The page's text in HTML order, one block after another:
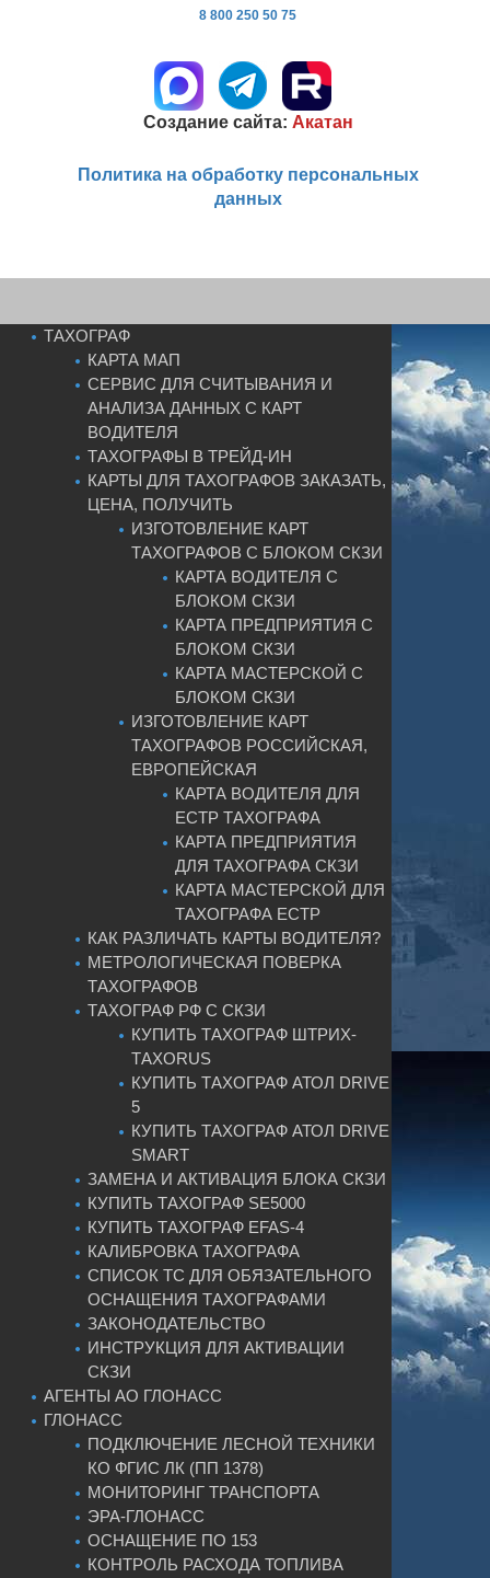
8 800 250 50 75
Создание сайта: Акатан
Политика на обработку персональных
данных
ТАХОГРАФ
КАРТА МАП
СЕРВИС ДЛЯ СЧИТЫВАНИЯ И
АНАЛИЗА ДАННЫХ С КАРТ
ВОДИТЕЛЯ
ТАХОГРАФЫ В ТРЕЙД-ИН
КАРТЫ ДЛЯ ТАХОГРАФОВ ЗАКАЗАТЬ,
ЦЕНА, ПОЛУЧИТЬ
ИЗГОТОВЛЕНИЕ КАРТ
ТАХОГРАФОВ С БЛОКОМ СКЗИ
КАРТА ВОДИТЕЛЯ С
БЛОКОМ СКЗИ
КАРТА ПРЕДПРИЯТИЯ С
БЛОКОМ СКЗИ
КАРТА МАСТЕРСКОЙ С
БЛОКОМ СКЗИ
ИЗГОТОВЛЕНИЕ КАРТ
ТАХОГРАФОВ РОССИЙСКАЯ,
ЕВРОПЕЙСКАЯ
КАРТА ВОДИТЕЛЯ ДЛЯ
ЕСТР ТАХОГРАФА
КАРТА ПРЕДПРИЯТИЯ
ДЛЯ ТАХОГРАФА СКЗИ
КАРТА МАСТЕРСКОЙ ДЛЯ
ТАХОГРАФА ЕСТР
КАК РАЗЛИЧАТЬ КАРТЫ ВОДИТЕЛЯ?
МЕТРОЛОГИЧЕСКАЯ ПОВЕРКА
ТАХОГРАФОВ
ТАХОГРАФ РФ С СКЗИ
КУПИТЬ ТАХОГРАФ ШТРИХ-
ТАХОRUS
КУПИТЬ ТАХОГРАФ АТОЛ DRIVE
5
КУПИТЬ ТАХОГРАФ АТОЛ DRIVE
SMART
ЗАМЕНА И АКТИВАЦИЯ БЛОКА СКЗИ
КУПИТЬ ТАХОГРАФ SE5000
КУПИТЬ ТАХОГРАФ EFAS-4
КАЛИБРОВКА ТАХОГРАФА
СПИСОК ТС ДЛЯ ОБЯЗАТЕЛЬНОГО
ОСНАЩЕНИЯ ТАХОГРАФАМИ
ЗАКОНОДАТЕЛЬСТВО
ИНСТРУКЦИЯ ДЛЯ АКТИВАЦИИ
СКЗИ
АГЕНТЫ АО ГЛОНАСС
ГЛОНАСС
ПОДКЛЮЧЕНИЕ ЛЕСНОЙ ТЕХНИКИ
КО ФГИС ЛК (ПП 1378)
МОНИТОРИНГ ТРАНСПОРТА
ЭРА-ГЛОНАСС
ОСНАЩЕНИЕ ПО 153
КОНТРОЛЬ РАСХОДА ТОПЛИВА